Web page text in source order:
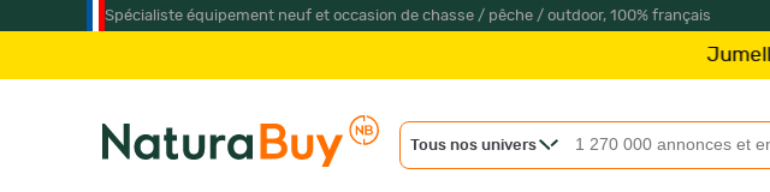
Spécialiste équipement neuf et occasion de chasse / pêche / outdoor, 100% français
Jumelles & lunette
Tous nos univers